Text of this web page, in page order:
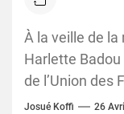
À la veille de la
Harlette Badou
de l’Union des
donné un
Josué Koffi 26